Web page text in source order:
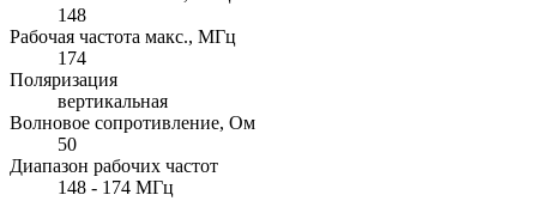
148
Рабочая частота макс., МГц
174
Поляризация
вертикальная
Волновое сопротивление, Ом
50
Диапазон рабочих частот
148 - 174 МГц